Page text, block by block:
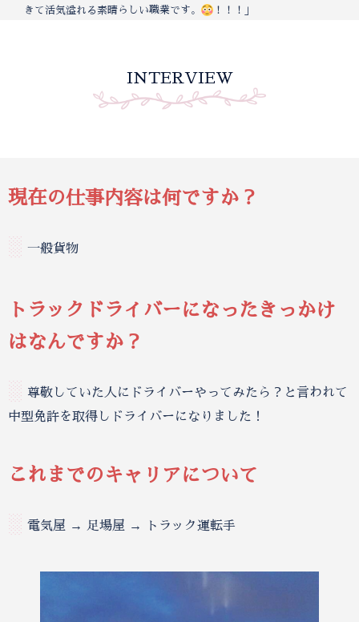
きて活気溢れる素晴らしい職業です。
！！！」
INTERVIEW
現在の仕事内容は何ですか？
░ 一般貨物
トラックドライバーになったきっかけ
はなんですか？
░ 尊敬していた人にドライバーやってみたら？と言われて
中型免許を取得しドライバーになりました！
これまでのキャリアについて
░ 電気屋 → 足場屋 → トラック運転手